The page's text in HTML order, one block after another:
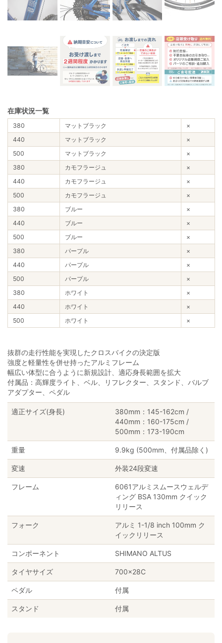
在庫状況一覧
380 マットブラック
×
440
マットブラック
×
500
マットブラック
×
380
カモフラージュ
×
440
カモフラージュ
×
500
カモフラージュ
×
380
ブルー
×
440
ブルー
×
500
ブルー
×
380
パープル
×
440
パープル
×
500
パープル
×
380
ホワイト
×
440
ホワイト
×
500
ホワイト ×
抜群の走行性能を実現したクロスバイクの決定版
強度と軽量性を併せ持ったアルミフレーム
幅広い体型に合うように新規設計、適応身長範囲を拡大
付属品：高輝度ライト、ベル、リフレクター、スタンド、バルブ
アダプター、ペダル
適正サイズ(身長)
380mm：145-162cm /
440mm：160-175cm /
500mm：173-190cm
重量 9.9kg (500mm、付属品除く)
変速 外装24段変速
フレーム
6061アルミスムースウェルデ
ィング BSA 130mm クイック
リリース
フォーク
アルミ 1-1/8 inch 100mm ク
イックリリース
コンポーネント SHIMANO ALTUS
タイヤサイズ 700×28C
ペダル 付属
スタンド 付属